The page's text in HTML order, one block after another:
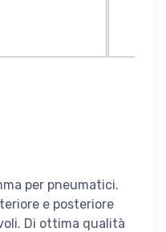
per pneumatici.
e posteriore
Di ottima qualità